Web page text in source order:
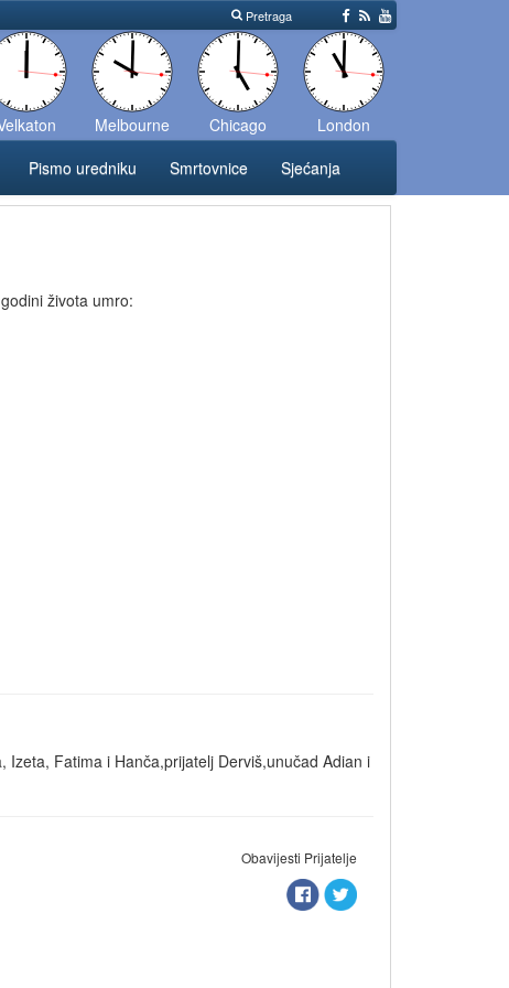
Pretraga
Melbourne Chicago
London
Pismo uredniku Smrtovnice Sjećanja
života umro:
Fatima i Hanča,prijatelj Derviš,unučad Adian i
Obavijesti Prijatelje